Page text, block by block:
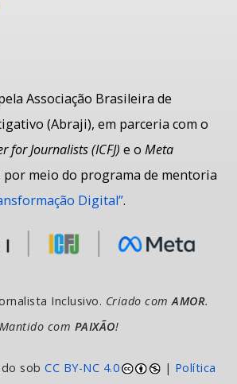
Associação Brasileira de
(Abraji), em parceria com o
for Journalists (ICFJ) e o Meta
por meio do programa de mentoria
Digital”.
Inclusivo. Criado com AMOR.
Mantido com PAIXÃO!
sobCC BY-NC 4.0 | Política